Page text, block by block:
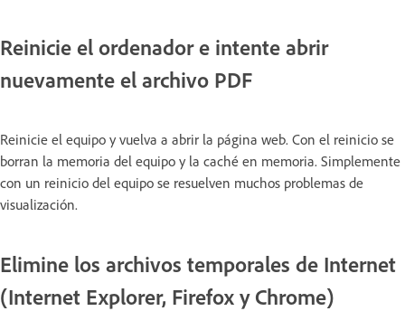
Reinicie el ordenador e intente abrir
nuevamente el archivo PDF
Reinicie el equipo y vuelva a abrir la página web. Con el reinicio se
borran la memoria del equipo y la caché en memoria. Simplemente
con un reinicio del equipo se resuelven muchos problemas de
visualización.
Elimine los archivos temporales de Internet
(Internet Explorer, Firefox y Chrome)